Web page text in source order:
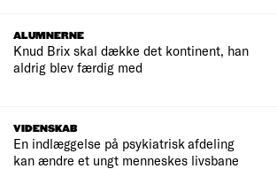
ALUMNERNE
Knud Brix skal dække det kontinent, han
aldrig blev færdig med
VIDENSKAB
En indlæggelse på psykiatrisk afdeling
kan ændre et ungt menneskes livsbane